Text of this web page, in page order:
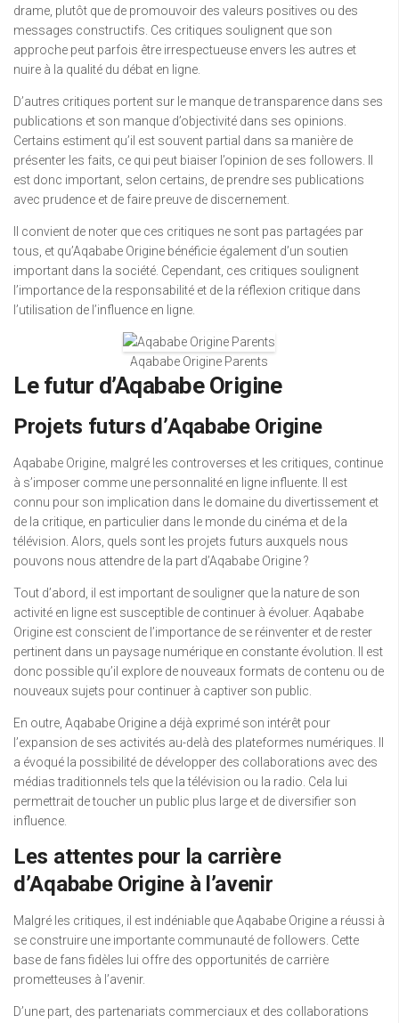
drame, plutôt que de promouvoir des valeurs positives ou des
messages constructifs. Ces critiques soulignent que son
approche peut parfois être irrespectueuse envers les autres et
nuire à la qualité du débat en ligne.
D’autres critiques portent sur le manque de transparence dans ses
publications et son manque d’objectivité dans ses opinions.
Certains estiment qu’il est souvent partial dans sa manière de
présenter les faits, ce qui peut biaiser l’opinion de ses followers. Il
est donc important, selon certains, de prendre ses publications
avec prudence et de faire preuve de discernement.
Il convient de noter que ces critiques ne sont pas partagées par
tous, et qu’Aqababe Origine bénéficie également d’un soutien
important dans la société. Cependant, ces critiques soulignent
l’importance de la responsabilité et de la réflexion critique dans
l’utilisation de l’influence en ligne.
Aqababe Origine Parents
Le futur d’Aqababe Origine
Projets futurs d’Aqababe Origine
Aqababe Origine, malgré les controverses et les critiques, continue
à s’imposer comme une personnalité en ligne influente. Il est
connu pour son implication dans le domaine du divertissement et
de la critique, en particulier dans le monde du cinéma et de la
télévision. Alors, quels sont les projets futurs auxquels nous
pouvons nous attendre de la part d’Aqababe Origine ?
Tout d’abord, il est important de souligner que la nature de son
activité en ligne est susceptible de continuer à évoluer. Aqababe
Origine est conscient de l’importance de se réinventer et de rester
pertinent dans un paysage numérique en constante évolution. Il est
donc possible qu’il explore de nouveaux formats de contenu ou de
nouveaux sujets pour continuer à captiver son public.
En outre, Aqababe Origine a déjà exprimé son intérêt pour
l’expansion de ses activités au-delà des plateformes numériques. Il
a évoqué la possibilité de développer des collaborations avec des
médias traditionnels tels que la télévision ou la radio. Cela lui
permettrait de toucher un public plus large et de diversifier son
influence.
Les attentes pour la carrière
d’Aqababe Origine à l’avenir
Malgré les critiques, il est indéniable que Aqababe Origine a réussi à
se construire une importante communauté de followers. Cette
base de fans fidèles lui offre des opportunités de carrière
prometteuses à l’avenir.
D’une part, des partenariats commerciaux et des collaborations